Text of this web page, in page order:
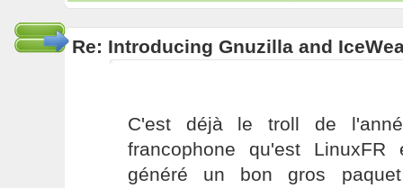
Re: Introducing Gnuzilla and
C'est déjà le troll de
francophone qu'est
généré un bon gros